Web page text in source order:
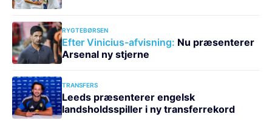
RYGTEBØRSEN
Efter Vinicius-afvisning: Nu præsenterer
Arsenal ny stjerne
TRANSFERS
Leeds præsenterer engelsk
landsholdsspiller i ny transferrekord